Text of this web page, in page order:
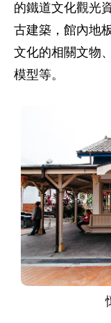
的鐵道文化觀光
古建築，館內地
文化的相關文物
模型等。